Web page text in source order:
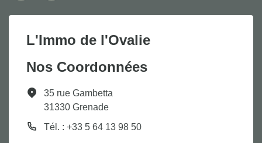
L'Immo de l'Ovalie
Nos Coordonnées
35 rue Gambetta
31330 Grenade
Tél. : +33 5 64 13 98 50